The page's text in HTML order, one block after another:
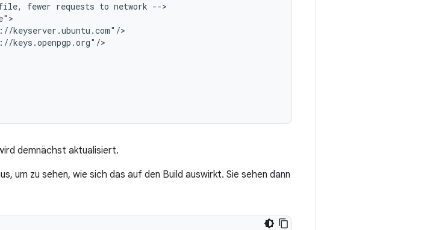
fewer requests to network
demnächst aktualisiert.
um zu sehen, wie sich das auf den Build auswirkt. Sie sehen dann